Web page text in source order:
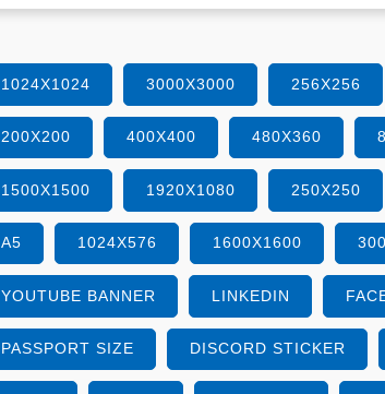
1024X1024 3000X3000 256X256
200X200 400X400 480X360
1500X1500 1920X1080 250X250
A5 1024X576 1600X1600
YOUTUBE BANNER LINKEDIN
PASSPORT SIZE DISCORD STICKER